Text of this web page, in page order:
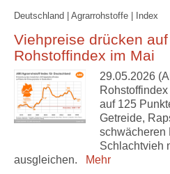
Deutschland | Agrarrohstoffe | Index
Viehpreise drücken
Rohstoffindex im Mai
29.05.2026
auf 125
Getreide,
schwächeren
Schlachtvieh
ausgleichen.
Mehr